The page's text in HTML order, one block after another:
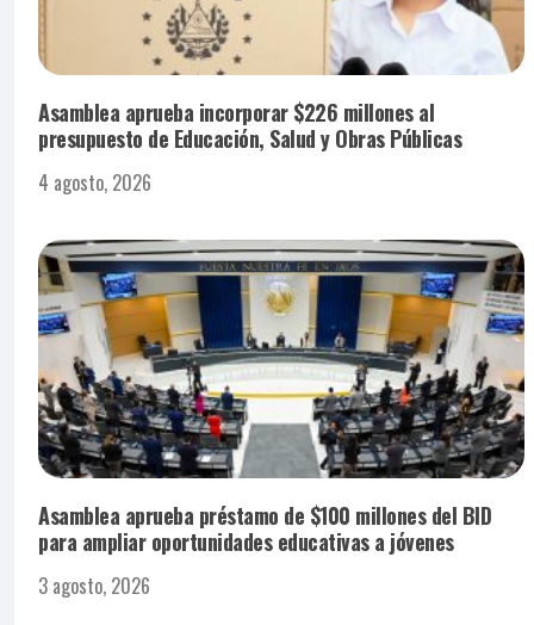
Asamblea aprueba incorporar $226 millones al
presupuesto de Educación, Salud y Obras Públicas
4 agosto, 2026
Asamblea aprueba préstamo de $100 millones del BID
para ampliar oportunidades educativas a jóvenes
3 agosto, 2026